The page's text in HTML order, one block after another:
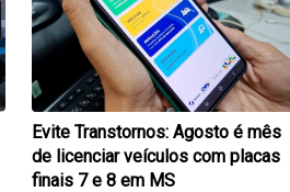
Evite Transtornos: Agosto é mês
de licenciar veículos com placas
finais 7 e 8 em MS